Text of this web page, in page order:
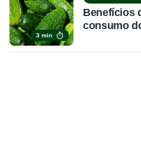
3 min
Benefícios
consumo